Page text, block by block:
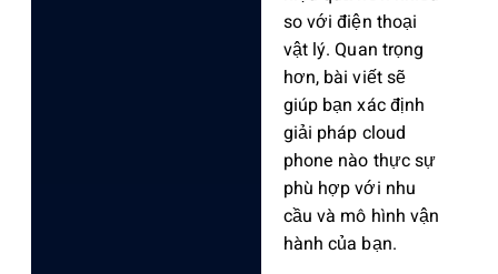
so với điện thoại
vật lý. Quan trọng
hơn, bài viết sẽ
giúp bạn xác định
giải pháp cloud
phone nào thực sự
phù hợp với nhu
cầu và mô hình vận
hành của bạn.